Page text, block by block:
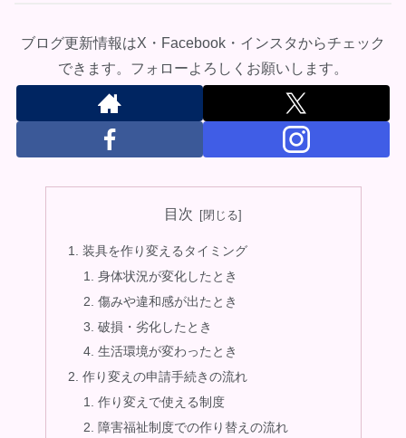
ブログ更新情報はX・Facebook・インスタからチェック
できます。フォローよろしくお願いします。
目次
装具を作り変えるタイミング
身体状況が変化したとき
傷みや違和感が出たとき
破損・劣化したとき
生活環境が変わったとき
作り変えの申請手続きの流れ
作り変えで使える制度
障害福祉制度での作り替えの流れ